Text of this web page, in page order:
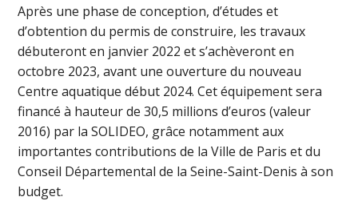
Après une phase de conception, d’études et
d’obtention du permis de construire, les travaux
débuteront en janvier 2022 et s’achèveront en
octobre 2023, avant une ouverture du nouveau
Centre aquatique début 2024. Cet équipement sera
financé à hauteur de 30,5 millions d’euros (valeur
2016) par la SOLIDEO, grâce notamment aux
importantes contributions de la Ville de Paris et du
Conseil Départemental de la Seine-Saint-Denis à son
budget.